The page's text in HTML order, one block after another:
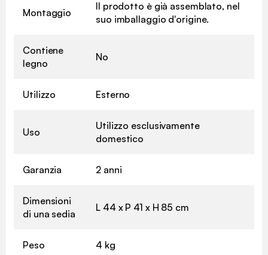
Montaggio
Il prodotto è già assemblato, nel
suo imballaggio d'origine.
Contiene
legno
No
Utilizzo Esterno
Uso
Utilizzo esclusivamente
domestico
Garanzia 2 anni
Dimensioni
di una sedia
L 44 x P 41 x H 85 cm
Peso 4 kg